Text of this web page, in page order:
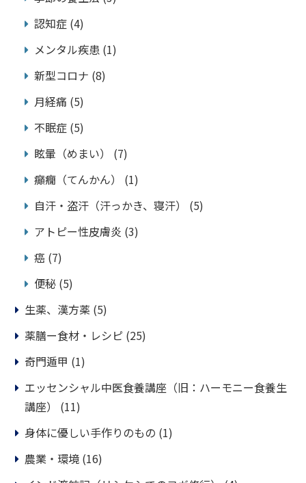
認知症 (4)
メンタル疾患 (1)
新型コロナ (8)
月経痛 (5)
不眠症 (5)
眩暈（めまい）
(7)
癲癇（てんかん）
(1)
自汗・盗汗（汗っかき、寝汗）
(5)
アトピー性皮膚炎 (3)
癌 (7)
便秘 (5)
生薬、漢方薬 (5)
薬膳ー食材・レシピ (25)
奇門遁甲 (1)
エッセンシャル中医食養講座（旧：ハーモニー食養生
講座）
(11)
身体に優しい手作りのもの (1)
農業・環境 (16)